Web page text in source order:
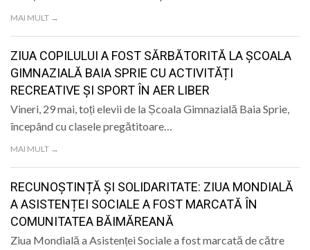
MAI MULT →
ZIUA COPILULUI A FOST SĂRBĂTORITĂ LA ȘCOALA
GIMNAZIALĂ BAIA SPRIE CU ACTIVITĂȚI
RECREATIVE ȘI SPORT ÎN AER LIBER
Vineri, 29 mai, toți elevii de la Școala Gimnazială Baia Sprie,
începând cu clasele pregătitoare…
MAI MULT →
RECUNOȘTINȚĂ ȘI SOLIDARITATE: ZIUA MONDIALĂ
A ASISTENȚEI SOCIALE A FOST MARCATĂ ÎN
COMUNITATEA BĂIMĂREANĂ
Ziua Mondială a Asistenței Sociale a fost marcată de către